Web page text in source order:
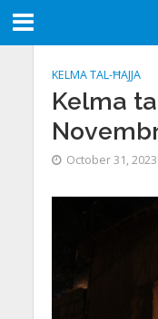
KELMA TAL-ĦAJJA
Kelma
October 31, 2023